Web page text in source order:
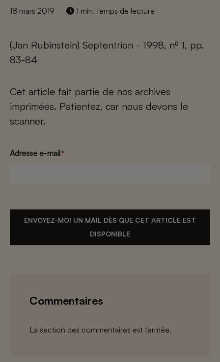
18 mars 2019 1 min. temps de lecture
(Jan Rubinstein) Septentrion - 1998, nº 1, pp.
83-84
Cet article fait partie de nos archives
imprimées. Patientez, car nous devons le
scanner.
Adresse e-mail*
ENVOYEZ-MOI UN MAIL DÈS QUE CET ARTICLE EST
DISPONIBLE
Commentaires
La section des commentaires est fermée.